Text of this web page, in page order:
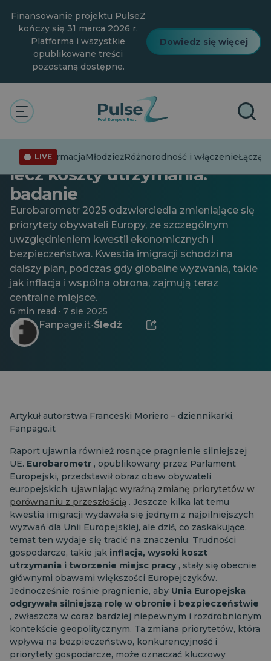
głównej
Finansowanie projektu PulseZ
kończy się 31 marca 2026 r.
Platforma i wszystkie
opublikowane treści
pozostaną dostępne.
Dowiedz się więcej
LIVE
DezinformacjaMłodzieżRóżnorodność i włączenieŁącząc
Młodzież Sprawy bieżące
Głównym zmartwieniem
Włochów nie są już migranci,
lecz koszty utrzymania:
badanie
Eurobarometr 2025 odzwierciedla zmieniające się
priorytety obywateli Europy, ze szczególnym
uwzględnieniem kwestii ekonomicznych i
bezpieczeństwa. Kwestia imigracji schodzi na
dalszy plan, podczas gdy globalne wyzwania, takie
jak inflacja i wspólna obrona, zajmują teraz
centralne miejsce.
6 min read · 7 sie 2025
Fanpage.it·Śledź
Artykuł autorstwa Franceski Moriero – dziennikarki,
Fanpage.it
Raport ujawnia również rosnące pragnienie silniejszej
UE. Eurobarometr , opublikowany przez Parlament
Europejski, przedstawił obraz obaw obywateli
europejskich, ujawniając wyraźną zmianę priorytetów w
porównaniu z przeszłością . Jeszcze kilka lat temu
kwestia imigracji wydawała się jednym z najpilniejszych
wyzwań dla Unii Europejskiej, ale dziś, co zaskakujące,
temat ten wydaje się tracić na znaczeniu. Trudności
gospodarcze, takie jak inflacja, wysoki koszt
utrzymania i tworzenie miejsc pracy, stały się obecnie
głównymi obawami większości Europejczyków.
Jednocześnie rośnie pragnienie, aby Unia Europejska
odgrywała silniejszą rolę w obronie i bezpieczeństwie
, zwłaszcza w coraz bardziej niepewnym i rozdrobnionym
kontekście geopolitycznym. Ta zmiana priorytetów, która
wpływa na bezpieczeństwo, konkurencyjność i
priorytety gospodarcze, może oznaczać kluczowy